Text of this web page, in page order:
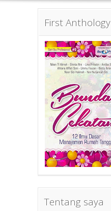
First Anthology
Tentang saya